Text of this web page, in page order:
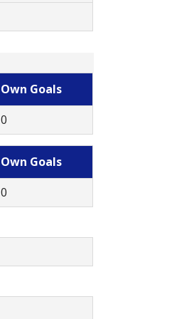
Own Goals
0
Own Goals
0